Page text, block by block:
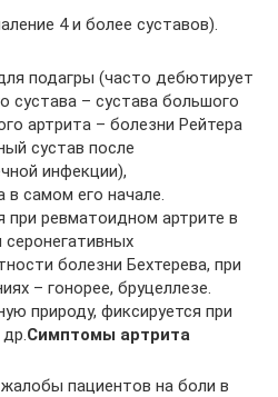
4 и более суставов).
подагры (часто дебютирует
сустава – сустава большого
артрита – болезни Рейтера
сустав после
инфекции),
в самом его начале.
при ревматоидном артрите в
болезни Бехтерева, при
– гонорее, бруцеллезе.
природу, фиксируется при
Симптомы артрита
пациентов на боли в